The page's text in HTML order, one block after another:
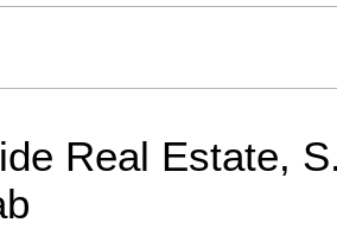
Real Estate,